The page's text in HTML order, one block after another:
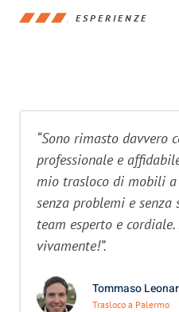
ESPERIENZE
“Sono rimasto davvero
professionale e
mio trasloco di mobili
senza problemi e
team esperto e
vivamente!”.
Tommaso
Trasloco a Palermo